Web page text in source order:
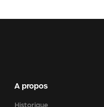
A propos
Historique